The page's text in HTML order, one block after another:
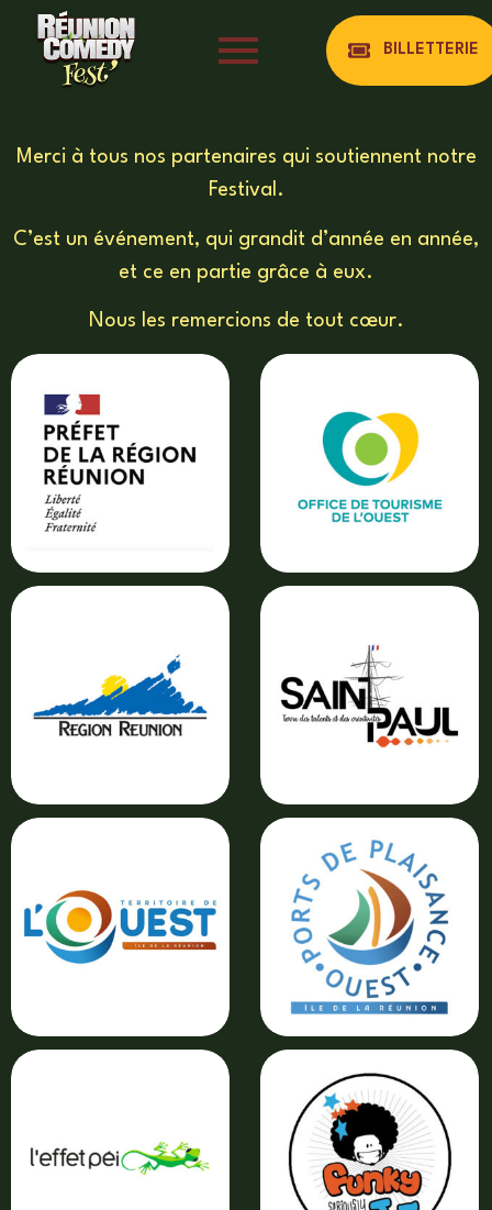
BILLETTERIE
Merci à tous nos partenaires qui soutiennent notre
Festival.
C’est un événement, qui grandit d’année en année,
et ce en partie grâce à eux.
Nous les remercions de tout cœur.